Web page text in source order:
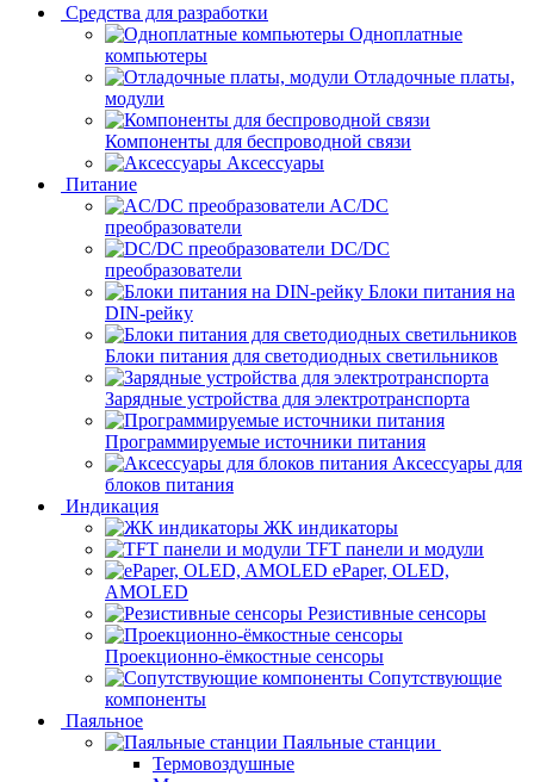
Средства для разработки
Одноплатные
компьютеры
Отладочные платы,
модули
Компоненты для беспроводной связи
Аксессуары
Питание
AC/DC
преобразователи
DC/DC
преобразователи
Блоки питания на
DIN-рейку
Блоки питания для светодиодных светильников
Зарядные устройства для электротранспорта
Программируемые источники питания
Аксессуары для
блоков питания
Индикация
ЖК индикаторы
TFT панели и модули
ePaper, OLED,
AMOLED
Резистивные сенсоры
Проекционно-ёмкостные сенсоры
Сопутствующие
компоненты
Паяльное
Паяльные станции
Термовоздушные